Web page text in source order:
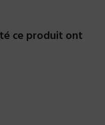
ce produit ont